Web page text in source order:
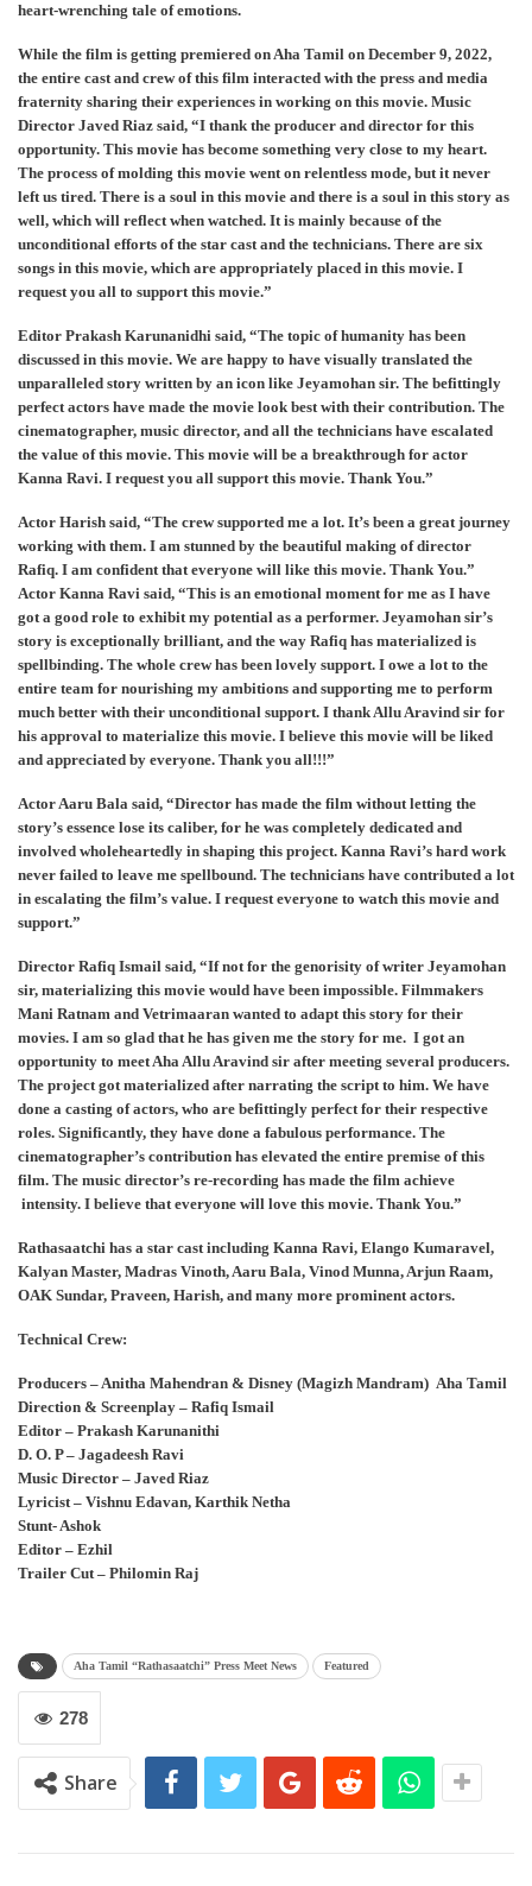
heart-wrenching tale of emotions.
While the film is getting premiered on Aha Tamil on December 9, 2022,
the entire cast and crew of this film interacted with the press and media
fraternity sharing their experiences in working on this movie. Music
Director Javed Riaz said, “I thank the producer and director for this
opportunity. This movie has become something very close to my heart.
The process of molding this movie went on relentless mode, but it never
left us tired. There is a soul in this movie and there is a soul in this story as
well, which will reflect when watched. It is mainly because of the
unconditional efforts of the star cast and the technicians. There are six
songs in this movie, which are appropriately placed in this movie. I
request you all to support this movie.”
Editor Prakash Karunanidhi said, “The topic of humanity has been
discussed in this movie. We are happy to have visually translated the
unparalleled story written by an icon like Jeyamohan sir. The befittingly
perfect actors have made the movie look best with their contribution. The
cinematographer, music director, and all the technicians have escalated
the value of this movie. This movie will be a breakthrough for actor
Kanna Ravi. I request you all support this movie. Thank You.”
Actor Harish said, “The crew supported me a lot. It’s been a great journey
working with them. I am stunned by the beautiful making of director
Rafiq. I am confident that everyone will like this movie. Thank You.”
Actor Kanna Ravi said, “This is an emotional moment for me as I have
got a good role to exhibit my potential as a performer. Jeyamohan sir’s
story is exceptionally brilliant, and the way Rafiq has materialized is
spellbinding. The whole crew has been lovely support. I owe a lot to the
entire team for nourishing my ambitions and supporting me to perform
much better with their unconditional support. I thank Allu Aravind sir for
his approval to materialize this movie. I believe this movie will be liked
and appreciated by everyone. Thank you all!!!”
Actor Aaru Bala said, “Director has made the film without letting the
story’s essence lose its caliber, for he was completely dedicated and
involved wholeheartedly in shaping this project. Kanna Ravi’s hard work
never failed to leave me spellbound. The technicians have contributed a lot
in escalating the film’s value. I request everyone to watch this movie and
support.”
Director Rafiq Ismail said, “If not for the genorisity of writer Jeyamohan
sir, materializing this movie would have been impossible. Filmmakers
Mani Ratnam and Vetrimaaran wanted to adapt this story for their
movies. I am so glad that he has given me the story for me. I got an
opportunity to meet Aha Allu Aravind sir after meeting several producers.
The project got materialized after narrating the script to him. We have
done a casting of actors, who are befittingly perfect for their respective
roles. Significantly, they have done a fabulous performance. The
cinematographer’s contribution has elevated the entire premise of this
film. The music director’s re-recording has made the film achieve
intensity. I believe that everyone will love this movie. Thank You.”
Rathasaatchi has a star cast including Kanna Ravi, Elango Kumaravel,
Kalyan Master, Madras Vinoth, Aaru Bala, Vinod Munna, Arjun Raam,
OAK Sundar, Praveen, Harish, and many more prominent actors.
Technical Crew:
Producers – Anitha Mahendran & Disney (Magizh Mandram) Aha Tamil
Direction & Screenplay – Rafiq Ismail
Editor – Prakash Karunanithi
D. O. P – Jagadeesh Ravi
Music Director – Javed Riaz
Lyricist – Vishnu Edavan, Karthik Netha
Stunt- Ashok
Editor – Ezhil
Trailer Cut – Philomin Raj
Aha Tamil “Rathasaatchi” Press Meet News Featured
278
Share